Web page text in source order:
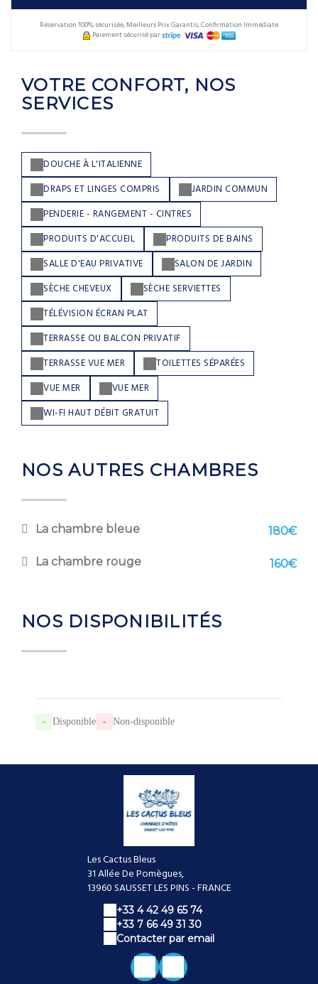
Réservation 100% sécurisée, Meilleurs Prix Garantis, Confirmation Immédiate
Paiement sécurisé par
VOTRE CONFORT, NOS
SERVICES
DOUCHE À L'ITALIENNE
DRAPS ET LINGES COMPRIS
JARDIN COMMUN
PENDERIE - RANGEMENT - CINTRES
PRODUITS D'ACCUEIL
PRODUITS DE BAINS
SALLE D'EAU PRIVATIVE
SALON DE JARDIN
SÈCHE CHEVEUX
SÈCHE SERVIETTES
TÉLÉVISION ÉCRAN PLAT
TERRASSE OU BALCON PRIVATIF
TERRASSE VUE MER
TOILETTES SÉPARÉES
VUE MER
VUE MER
WI-FI HAUT DÉBIT GRATUIT
NOS AUTRES CHAMBRES
La chambre bleue 180€
La chambre rouge 160€
NOS DISPONIBILITÉS
- Disponible - Non-disponible
Les Cactus Bleus
31 Allée De Pomègues,
13960 SAUSSET LES PINS - FRANCE
+33 4 42 49 65 74
+33 7 66 49 31 30
Contacter par email